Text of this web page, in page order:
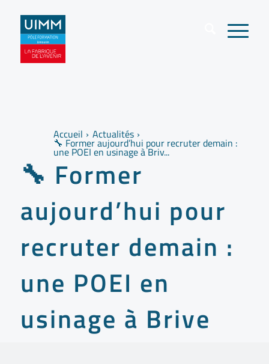
🔧 Former
aujourd’hui pour
recruter demain :
une POEI en
usinage à Brive
Accueil Actualités
🔧 Former aujourd’hui pour recruter demain :
une POEI en usinage à Briv...